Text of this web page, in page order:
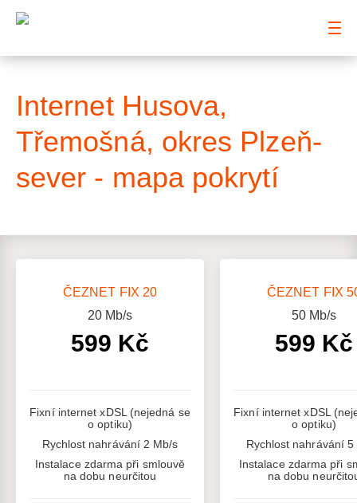
Internet Husova,
Třemošná, okres Plzeň-
sever - mapa pokrytí
ČEZNET FIX 20
20Mb/s
599 Kč
Fixní internet xDSL (nejedná se
o optiku)
Rychlost nahrávání 2 Mb/s
Instalace zdarma při smlouvě
na dobu neurčitou
ČEZNET FIX
50Mb/s
599 Kč
Fixní internet xDSL
o optiku)
Rychlost nahrávání 5
Instalace zdarma při
na dobu
: Mapa pokrytí ulice